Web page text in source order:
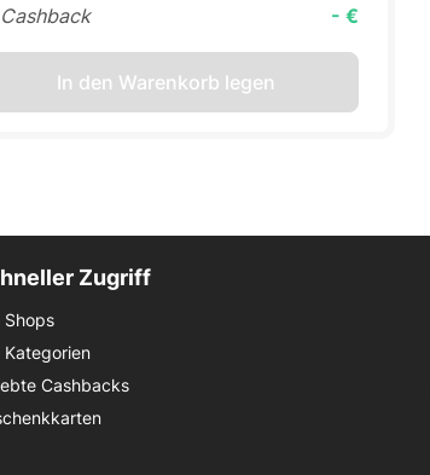
- €
In den Warenkorb legen
Zugriff
Shops
Kategorien
Cashbacks